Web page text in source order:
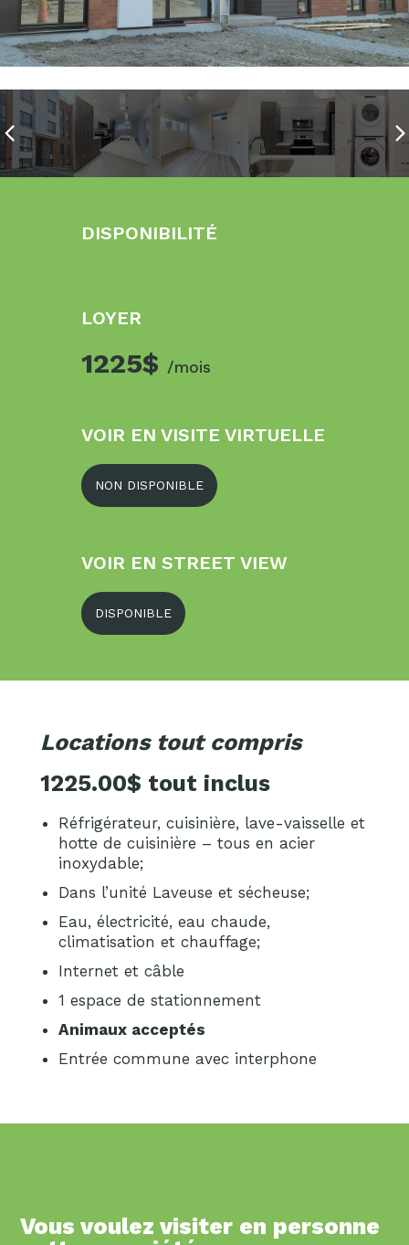
DISPONIBILITÉ
LOYER
1225$ /mois
VOIR EN VISITE VIRTUELLE
NON DISPONIBLE
VOIR EN STREET VIEW
DISPONIBLE
Locations tout compris
1225.00$ tout inclus
Réfrigérateur, cuisinière, lave-vaisselle et
hotte de cuisinière – tous en acier
inoxydable;
Dans l’unité Laveuse et sécheuse;
Eau, électricité, eau chaude,
climatisation et chauffage;
Internet et câble
1 espace de stationnement
Animaux acceptés
Entrée commune avec interphone
Vous voulez visiter en personne